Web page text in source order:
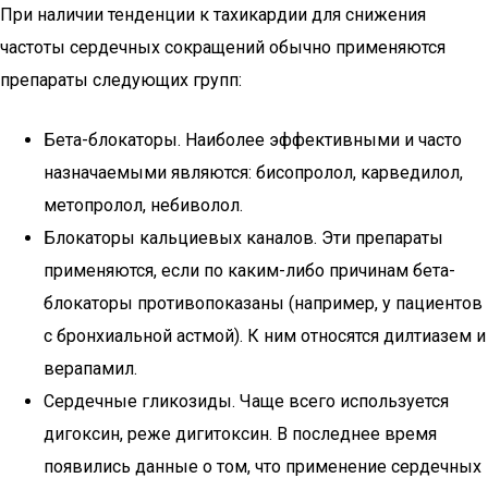
При наличии тенденции к тахикардии для снижения
частоты сердечных сокращений обычно применяются
препараты следующих групп:
Бета-блокаторы. Наиболее эффективными и часто
назначаемыми являются: бисопролол, карведилол,
метопролол, небиволол.
Блокаторы кальциевых каналов. Эти препараты
применяются, если по каким-либо причинам бета-
блокаторы противопоказаны (например, у пациентов
с бронхиальной астмой). К ним относятся дилтиазем и
верапамил.
Сердечные гликозиды. Чаще всего используется
дигоксин, реже дигитоксин. В последнее время
появились данные о том, что применение сердечных